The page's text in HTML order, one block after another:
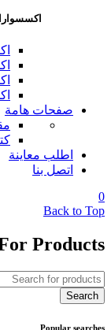
صفحات هامة
اطلب معاينة
اتصل بنا
0
Back to Top
Products
Popular searches